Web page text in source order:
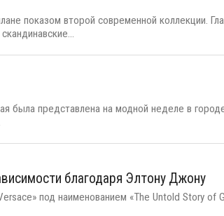
показом второй современной коллекции.
была представлена на модной неделе в
благодаря Элтону Джону
под наименованием «The Untold Story of